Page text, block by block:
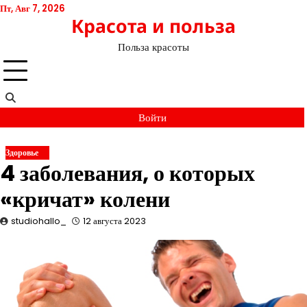
Перейти
Пт, Авг 7, 2026
Красота и польза
Польза красоты
Войти
Здоровье
4 заболевания, о которых
«кричат» колени
studiohallo_ 12 августа 2023